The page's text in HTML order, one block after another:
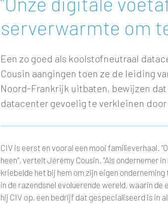
serverwarmte om
Een zo goed als koolstofneutraal
Cousin aangingen toen ze de leiding
Noord-Frankrijk uitbaten, bewijzen
datacenter gevoelig te verkleinen
CIV is eerst en vooral een mooi familieverhaal.
heen”, vertelt Jérémy Cousin. “Als ondernemer
kriebelde het bij hem om zijn eigen
in de razendsnel evoluerende wereld, waarin
hij CIV op, een bedrijf dat gespecialiseerd is in